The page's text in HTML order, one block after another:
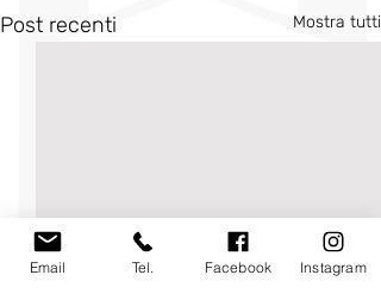
Post recenti Mostra tutti
Email Tel. Facebook Instagram